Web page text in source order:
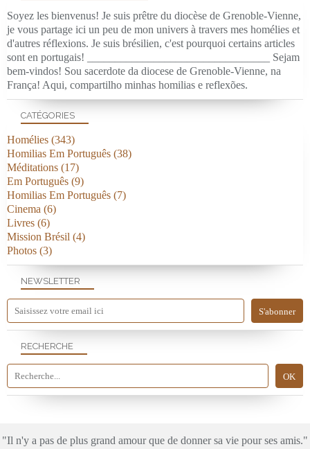
NEWSLETTER
RECHERCHE
Soyez les bienvenus! Je suis prêtre du diocèse de Grenoble-Vienne,
je vous partage ici un peu de mon univers à travers mes homélies et
d'autres réflexions. Je suis brésilien, c'est pourquoi certains articles
sont en portugais! _________________________________ Sejam
bem-vindos! Sou sacerdote da diocese de Grenoble-Vienne, na
França! Aqui, compartilho minhas homilias e reflexões.
CATÉGORIES
Homélies (343)
Homilias Em Português (38)
Méditations (17)
Em Português (9)
Homilias Em Português (7)
Cinema (6)
Livres (6)
Mission Brésil (4)
Photos (3)
"Il n'y a pas de plus grand amour que de donner sa vie pour ses amis."